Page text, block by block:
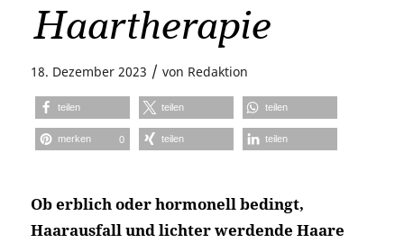
Haartherapie
18. Dezember 2023 / von Redaktion
teilen teilen teilen
merken 0 teilen teilen
Ob erblich oder hormonell bedingt,
Haarausfall und lichter werdende Haare